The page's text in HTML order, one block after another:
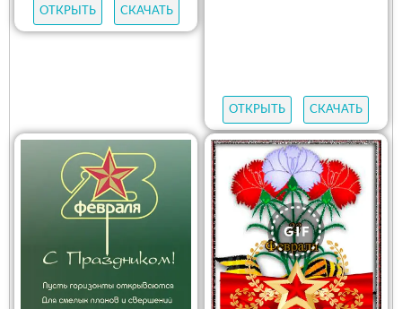
ОТКРЫТЬ СКАЧАТЬ
ОТКРЫТЬ СКАЧАТЬ